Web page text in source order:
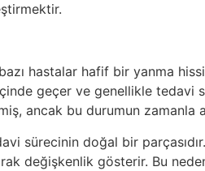
hastalar hafif bir yanma
geçer ve genellikle tedavi
ancak bu durumun zamanla
sürecinin doğal bir
değişkenlik gösterir. Bu